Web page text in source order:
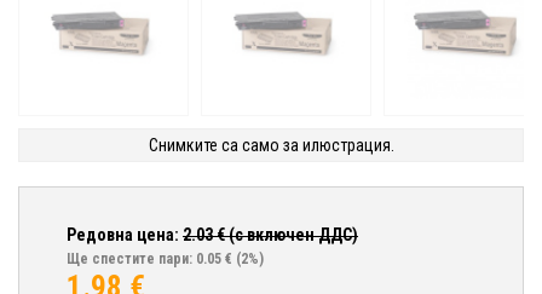
Снимките са само за илюстрация.
Редовна цена: 2.03€ (с включен ДДС)
Ще спестите пари: 0.05 € (2%)